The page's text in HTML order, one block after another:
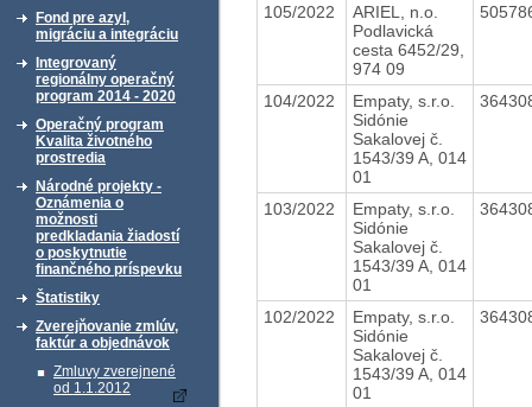
Fond pre azyl,
migráciu a integráciu
Integrovaný
regionálny operačný
program 2014 - 2020
Operačný program
Kvalita životného
prostredia
Národné projekty -
Oznámenia o
možnosti
predkladania žiadostí
o poskytnutie
finančného príspevku
Štatistiky
Zverejňovanie zmlúv,
faktúr a objednávok
Zmluvy zverejnené
od 1.1.2012
105/2022
ARIEL, n.o.
Podlavická
cesta 6452/29,
974 09
104/2022
Empaty, s.r.o.
Sidónie
Sakalovej č.
1543/39 A, 014
01
103/2022
Empaty, s.r.o.
Sidónie
Sakalovej č.
1543/39 A, 014
01
102/2022
Empaty, s.r.o.
Sidónie
Sakalovej č.
1543/39 A, 014
01